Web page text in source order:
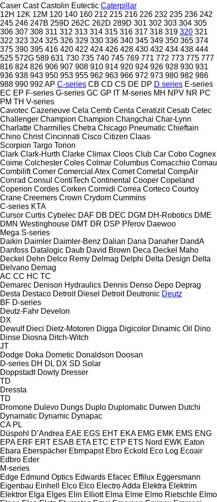
Caser Cast Castolin Eutectic Caterpillar
12H 12K 12M 120 140 160 212 215 216 226 232 235 236 242
245 246 247B 259D 262C 262D 289D 301 302 303 304 305
306 307 308 311 312 313 314 315 316 317 318 319 320 321
322 323 324 325 326 329 330 336 340 345 349 350 365 374
375 390 395 416 420 422 424 426 428 430 432 434 438 444
525 572G 589 631 730 735 740 745 769 771 772 773 775 777
816 824 826 906 907 908 910 914 920 924 926 928 930 931
936 938 943 950 953 955 962 963 966 972 973 980 982 986
988 990 992 AP C-series CB CD CS DE DP D series E-series
EC EP F-series G-series GC GP IT M-series MH NPV NR PC
PM TH V-series
Cavotec Cazeneuve Cela Cemb Centa Ceratizit Cesab Cetec
Challenger Champion Champion Changchai Char-Lynn
Charlatte Charmilles Chetra Chicago Pneumatic Chieftain
Chino Christ Cincinnati Cisco Citizen Claas
Scorpion Targo Torion
Clark Clark-Hurth Clarke Climax Cloos Club Car Cobo Cognex
Coime Colchester Coles Colmar Columbus Comacchio Comau
Combilift Comer Comercial Atex Comet Cometal CompAir
Conrad Consul ContiTech Continental Cooper Copeland
Coperion Cordes Corken Cormidi Correa Corteco Courtoy
Crane Creemers Crown Crydom Cummins
C-series KTA
Cursor Curtis Cybelec DAF DB DEC DGM DH-Robotics DME
DMN Westinghouse DMT DR DSP Přerov Daewoo
Mega S-series
Daikin Daimler Daimler-Benz Dalian Dana Danaher DandA
Danfoss Datalogic Daub David Brown Deca Deckel Maho
Deckel Dehn Delco Remy Delmag Delphi Delta Design Delta
Delvano Demag
AC CC HC TC
Demarec Denison Hydraulics Dennis Denso Depo Deprag
Desta Destaco Detroit Diesel Detroit Deutronic Deutz
BF D-series
Deutz-Fahr Develon
DX
Dewulf Dieci Dietz-Motoren Digga Digicolor Dinamic Oil
Dino
Dinse Diosna Ditch-Witch
JT
Dodge Doka Dometic Donaldson Doosan
D-series DH DL DX SD Solar
Doppstadt Dowty Dresser
TD
Dressta
TD
Dromone Dulevo Dungs Duplo Duplomatic Durwen Dutchi
Dynamatic Dynamic Dynapac
CA PL
Düspohl
D’Andrea EAE EGS EHT EKA EMG EMK EMS ENG
EPA ERF ERT ESAB ETA ETC ETP ETS Nord EWK Eaton
Ebara Eberspächer Ebmpapst Ebro Eckold Eco Log Ecoair
Edbro Eder
M-series
Edge Edmund Optics Edwards Efacec Effilux Eggersmann
Eigenbau Einhell Elco Elco Electro Adda Elektra Elektrim
Elektror Elga Elges Elin Elliott Elma Elme Elmo Rietschle Elmo